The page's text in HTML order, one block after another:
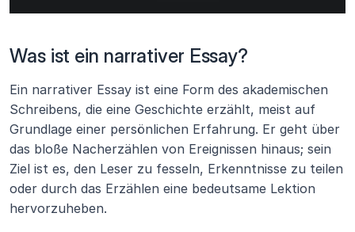
Was ist ein narrativer Essay?
Ein narrativer Essay ist eine Form des akademischen
Schreibens, die eine Geschichte erzählt, meist auf
Grundlage einer persönlichen Erfahrung. Er geht über
das bloße Nacherzählen von Ereignissen hinaus; sein
Ziel ist es, den Leser zu fesseln, Erkenntnisse zu teilen
oder durch das Erzählen eine bedeutsame Lektion
hervorzuheben.